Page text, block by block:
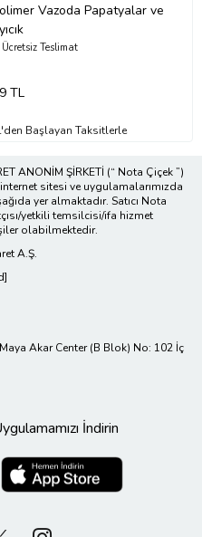
Vazoda Papatyalar ve
Teslimat
TL
Başlayan Taksitlerle
ANONİM ŞİRKETİ (“ Nota Çiçek ”)
sitesi ve uygulamalarımızda
yer almaktadır. Satıcı Nota
yetkili temsilcisi/ifa hizmet
olabilmektedir.
A.Ş.
Akar Center (B Blok) No: 102 İç
İndirin